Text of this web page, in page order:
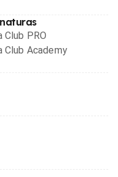
Club PRO
Club Academy